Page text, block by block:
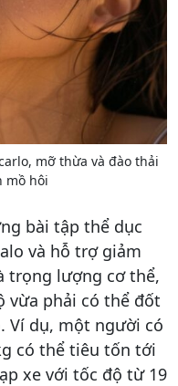
mỡ thừa và đào thải
mồ hôi
bài tập thể dục
và hỗ trợ giảm
trọng lượng cơ thể,
vừa phải có thể đốt
Ví dụ, một người có
có thể tiêu tốn tới
xe với tốc độ từ 19